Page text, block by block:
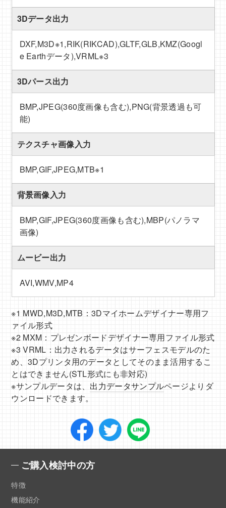
3Dデータ出力
DXF,M3D※1,RIK(RIKCAD),GLTF,GLB,KMZ(Googl
e Earthデータ),VRML※3
3Dパース出力
BMP,JPEG(360度画像も含む),PNG(背景透過も可
能)
テクスチャ画像入力
BMP,GIF,JPEG,MTB※1
背景画像入力
BMP,GIF,JPEG(360度画像も含む),MBP(パノラマ
画像)
ムービー出力
AVI,WMV,MP4
※1 MWD,M3D,MTB：3Dマイホームデザイナー専用フ
ァイル形式
※2 MXM：プレゼンボードデザイナー専用ファイル形式
※3 VRML：出力されるデータはサーフェスモデルのた
め、3Dプリンタ用のデータとしてそのまま活用するこ
とはできません(STL形式にも非対応)
※サンプルデータは、 出力データサンプルページよりダ
ウンロードできます。
ご購入検討中の方
特徴
機能紹介